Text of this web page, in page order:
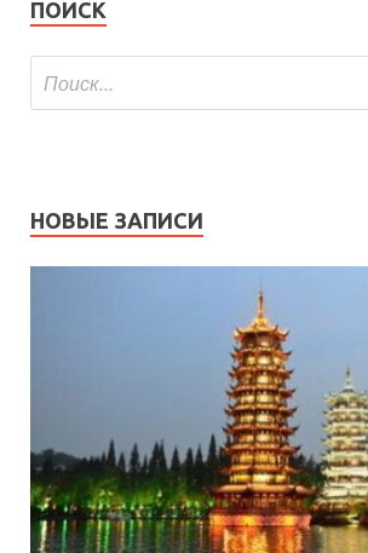
ПОИСК
НОВЫЕ ЗАПИСИ